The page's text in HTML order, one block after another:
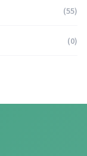
(55)
(0)